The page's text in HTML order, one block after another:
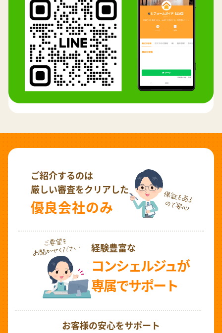
ご紹介するのは
厳しい審査をクリアした
優良会社のみ
経験豊富な
コンシェルジュが
専属でサポート
お客様の安心をサポート